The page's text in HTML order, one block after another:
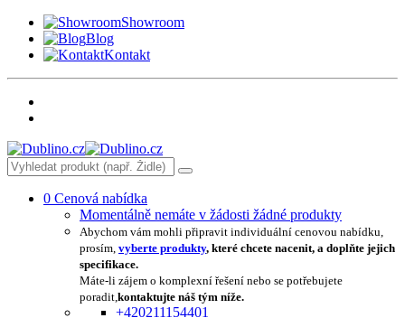
Showroom
Blog
Kontakt
0 Cenová nabídka
Momentálně nemáte v žádosti žádné produkty
Abychom vám mohli připravit individuální cenovou nabídku,
prosím, vyberte produkty, které chcete nacenit, a doplňte jejich
specifikace.
Máte-li zájem o komplexní řešení nebo se potřebujete
poradit,kontaktujte náš tým níže.
+420211154401